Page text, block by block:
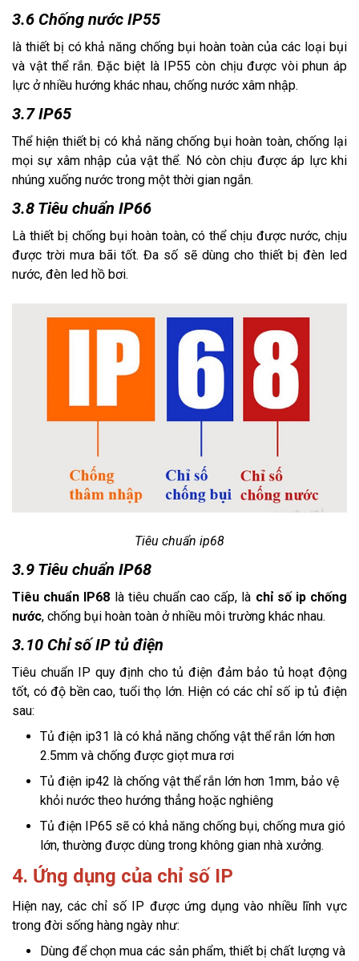
3.6 Chống nước IP55
là thiết bị có khả năng chống bụi hoàn toàn của các loại bụi
và vật thể rắn. Đặc biệt là IP55 còn chịu được vòi phun áp
lực ở nhiều hướng khác nhau, chống nước xâm nhập.
3.7 IP65
Thể hiện thiết bị có khả năng chống bụi hoàn toàn, chống lại
mọi sự xâm nhập của vật thể. Nó còn chịu được áp lực khi
nhúng xuống nước trong một thời gian ngắn.
3.8 Tiêu chuẩn IP66
Là thiết bị chống bụi hoàn toàn, có thể chịu được nước, chịu
được trời mưa bãi tốt. Đa số sẽ dùng cho thiết bị đèn led
nước, đèn led hồ bơi.
Tiêu chuẩn ip68
3.9 Tiêu chuẩn IP68
Tiêu chuẩn IP68 là tiêu chuẩn cao cấp, là chỉ số ip chống
nước, chống bụi hoàn toàn ở nhiều môi trường khác nhau.
3.10 Chỉ số IP tủ điện
Tiêu chuẩn IP quy định cho tủ điện đảm bảo tủ hoạt động
tốt, có độ bền cao, tuổi thọ lớn. Hiện có các chỉ số ip tủ điện
sau:
Tủ điện ip31 là có khả năng chống vật thể rắn lớn hơn
2.5mm và chống được giọt mưa rơi
Tủ điện ip42 là chống vật thể rắn lớn hơn 1mm, bảo vệ
khỏi nước theo hướng thẳng hoặc nghiêng
Tủ điện IP65 sẽ có khả năng chống bụi, chống mưa gió
lớn, thường được dùng trong không gian nhà xưởng.
4. Ứng dụng của chỉ số IP
Hiện nay, các chỉ số IP được ứng dụng vào nhiều lĩnh vực
trong đời sống hàng ngày như:
Dùng để chọn mua các sản phẩm, thiết bị chất lượng và